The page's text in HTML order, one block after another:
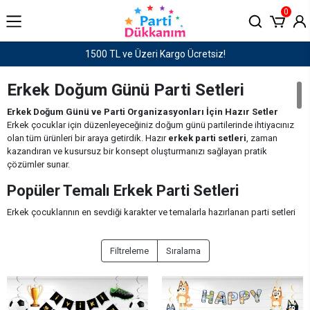
Haftaiçi saat 15:00'e kadar verilen siparişler AYNI GÜN KARGO!
0
Erkek Doğum Günü Parti Setleri
Erkek Doğum Günü ve Parti Organizasyonları İçin Hazır Setler
Erkek çocuklar için düzenleyeceğiniz doğum günü partilerinde ihtiyacınız
olan tüm ürünleri bir araya getirdik. Hazır erkek parti setleri, zaman
kazandıran ve kusursuz bir konsept oluşturmanızı sağlayan pratik
çözümler sunar.
Popüler Temalı Erkek Parti Setleri
Erkek çocuklarının en sevdiği karakter ve temalarla hazırlanan parti setleri
Süper kahraman temalı parti setleri
Araba ve yarış temalı setler
Dinozor, korsan ve futbol temalı konseptler
Filtreleme Sıralama